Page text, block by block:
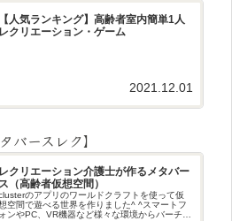
【人気ランキング】高齢者室内簡単1人
レクリエーション・ゲーム
2021.12.01
タバースレク】
レクリエーション介護士が作るメタバー
ス（高齢者仮想空間）
のアプリのワールドクラフトを使って仮
空間で遊べる世界を作りました^ ^スマートフ
ォンやPC、VR機器など様々な環境からバーチャ